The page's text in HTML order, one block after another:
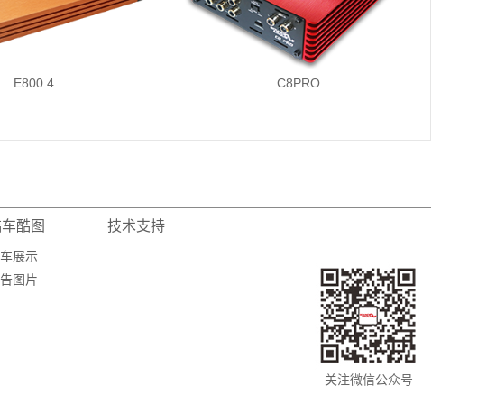
E800.4 C8PRO
酷图
展示
图片
技术支持
关注微信公众号